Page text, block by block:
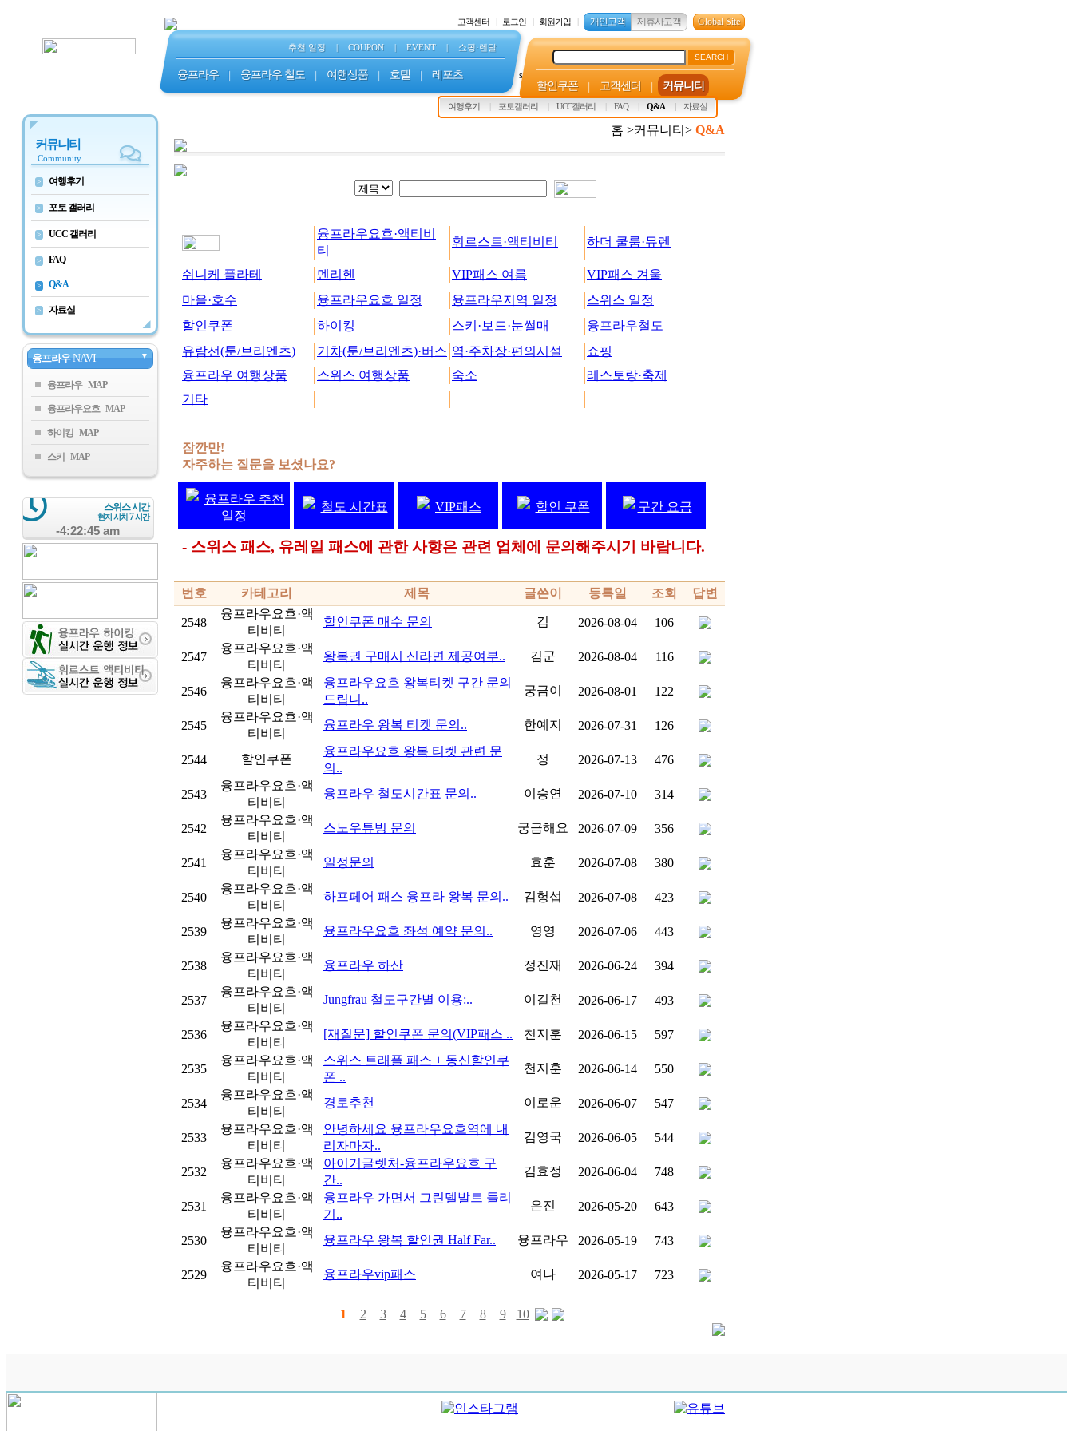
고객센터 로그인 회원가입 개인고객 제휴사고객 Global Site
추천 일정 | COUPON | EVENT | 쇼핑·렌탈
융프라우 | 융프라우 철도 | 여행상품 | 호텔 | 레포츠 s
SEARCH
할인쿠폰 | 고객센터 | 커뮤니티
여행후기 포토갤러리 UCC갤러리 FAQ Q&A 자료실
커뮤니티
Community
> 여행후기
> 포토 갤러리
> UCC 갤러리
> FAQ
> Q&A
> 자료실
융프라우 NAVI ▼
융프라우
융프라우요흐
하이킹
스키
스위스 시간
현지 시차7시간
-4:22:45 am
홈 >커뮤니티> Q&A
융프라우요흐·액티비
티
휘르스트·액티비티 하더 쿨룸·뮤렌
쉬니케 플라테 멘리헨 VIP패스 여름
VIP패스 겨울
마을·호수
융프라우요흐 일정 융프라우지역 일정
스위스 일정
할인쿠폰
하이킹 스키·보드·눈썰매
융프라우철도
유람선(툰/브리엔츠)
기차(툰/브리엔츠)·버스 역·주차장·편의시설
쇼핑
융프라우 여행상품
스위스 여행상품 숙소
레스토랑·축제
기타
잠깐만!
자주하는 질문을 보셨나요?
융프라우 추천
일정
철도 시간표 VIP패스 할인 쿠폰 구간 요금
- 스위스 패스, 유레일 패스에 관한 사항은 관련 업체에 문의해주시기 바랍니다.
번호 카테고리 제목 글쓴이 등록일 조회 답변
2548
융프라우요흐·액
티비티
할인쿠폰 매수 문의 김 2026-08-04 106
2547
융프라우요흐·액
티비티
왕복권 구매시 신라면 제공여부.. 김군 2026-08-04 116
2546
융프라우요흐·액
티비티
융프라우요흐 왕복티켓 구간 문의
드립니..
궁금이 2026-08-01 122
2545
융프라우요흐·액
티비티
융프라우 왕복 티켓 문의.. 한예지 2026-07-31 126
2544 할인쿠폰
융프라우요흐 왕복 티켓 관련 문
의..
정 2026-07-13 476
2543
융프라우요흐·액
티비티
융프라우 철도시간표 문의.. 이승연 2026-07-10 314
2542
융프라우요흐·액
티비티
스노우튜빙 문의 궁금해요 2026-07-09 356
2541
융프라우요흐·액
티비티
일정문의 효훈 2026-07-08 380
2540
융프라우요흐·액
티비티
하프페어 패스 융프라 왕복 문의.. 김헝섭 2026-07-08 423
2539
융프라우요흐·액
티비티
융프라우요흐 좌석 예약 문의.. 영영 2026-07-06 443
2538
융프라우요흐·액
티비티
융프라우 하산 정진재 2026-06-24 394
2537
융프라우요흐·액
티비티
Jungfrau 철도구간별 이용:.. 이길천 2026-06-17 493
2536
융프라우요흐·액
티비티
[재질문] 할인쿠폰 문의(VIP패스 .. 천지훈 2026-06-15 597
2535
융프라우요흐·액
티비티
스위스 트래플 패스 + 동신할인쿠
폰 ..
천지훈 2026-06-14 550
2534
융프라우요흐·액
티비티
경로추천 이로운 2026-06-07 547
2533
융프라우요흐·액
티비티
안녕하세요 융프라우요흐역에 내
리자마자..
김영국 2026-06-05 544
2532
융프라우요흐·액
티비티
아이거글렛처-융프라우요흐 구
간..
김효정 2026-06-04 748
2531
융프라우요흐·액
티비티
융프라우 가면서 그린델발트 들리
기..
은진 2026-05-20 643
2530
융프라우요흐·액
티비티
융프라우 왕복 할인권 Half Far.. 융프라우 2026-05-19 743
2529
융프라우요흐·액
티비티
융프라우vip패스 여나 2026-05-17 723
1 2 3 4 5 6 7 8 9 10